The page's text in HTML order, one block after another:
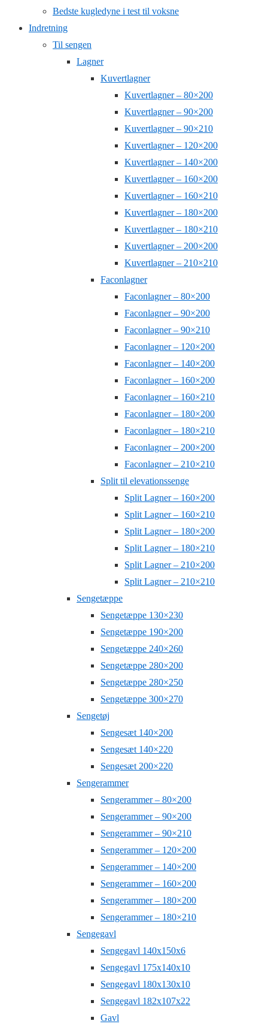
Bedste kugledyne i test til voksne
Indretning
Til sengen
Lagner
Kuvertlagner
Kuvertlagner – 80×200
Kuvertlagner – 90×200
Kuvertlagner – 90×210
Kuvertlagner – 120×200
Kuvertlagner – 140×200
Kuvertlagner – 160×200
Kuvertlagner – 160×210
Kuvertlagner – 180×200
Kuvertlagner – 180×210
Kuvertlagner – 200×200
Kuvertlagner – 210×210
Faconlagner
Faconlagner – 80×200
Faconlagner – 90×200
Faconlagner – 90×210
Faconlagner – 120×200
Faconlagner – 140×200
Faconlagner – 160×200
Faconlagner – 160×210
Faconlagner – 180×200
Faconlagner – 180×210
Faconlagner – 200×200
Faconlagner – 210×210
Split til elevationssenge
Split Lagner – 160×200
Split Lagner – 160×210
Split Lagner – 180×200
Split Lagner – 180×210
Split Lagner – 210×200
Split Lagner – 210×210
Sengetæppe
Sengetæppe 130×230
Sengetæppe 190×200
Sengetæppe 240×260
Sengetæppe 280×200
Sengetæppe 280×250
Sengetæppe 300×270
Sengetøj
Sengesæt 140×200
Sengesæt 140×220
Sengesæt 200×220
Sengerammer
Sengerammer – 80×200
Sengerammer – 90×200
Sengerammer – 90×210
Sengerammer – 120×200
Sengerammer – 140×200
Sengerammer – 160×200
Sengerammer – 180×200
Sengerammer – 180×210
Sengegavl
Sengegavl 140x150x6
Sengegavl 175x140x10
Sengegavl 180x130x10
Sengegavl 182x107x22
Gavl